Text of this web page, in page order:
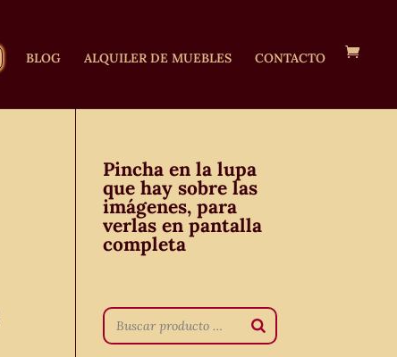
BLOG ALQUILER DE MUEBLES CONTACTO
Pincha en la lupa
que hay sobre las
imágenes, para
verlas en pantalla
completa